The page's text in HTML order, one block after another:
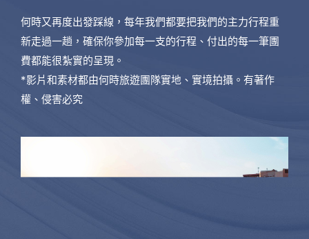
何時又再度出發踩線，每年我們都要把我們的主力行程重
新走過一趟，確保你參加每一支的行程、付出的每一筆團
費都能很紮實的呈現。
*影片和素材都由何時旅遊團隊實地、實境拍攝。有著作
權、侵害必究